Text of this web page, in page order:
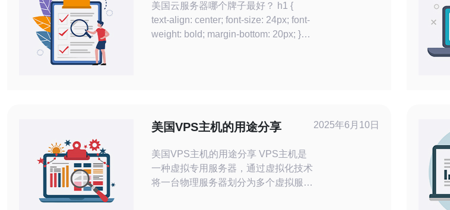
美国云服务器哪个牌子最好？ h1 {
text-align: center; font-size: 24px; font-
weight: bold; margin-bottom: 20px; }
美国VPS主机的用途分享
美国VPS主机的用途分享 VPS主机是
一种虚拟专用服务器，通过虚拟化技术
将一台物理服务器划分为多个虚拟服务
2025年6月10日